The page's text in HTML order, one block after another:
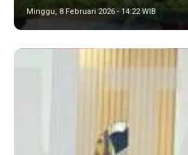
Minggu, 8 Februari 2026 - 14:22 WIB